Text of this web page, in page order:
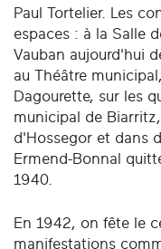
Paul Tortelier. Les
espaces : à la Salle
Vauban aujourd'hui
au Théâtre
Dagourette, sur les
municipal de
d'Hossegor et dans
Ermend-Bonnal
1940.
En 1942, on fête le
manifestations